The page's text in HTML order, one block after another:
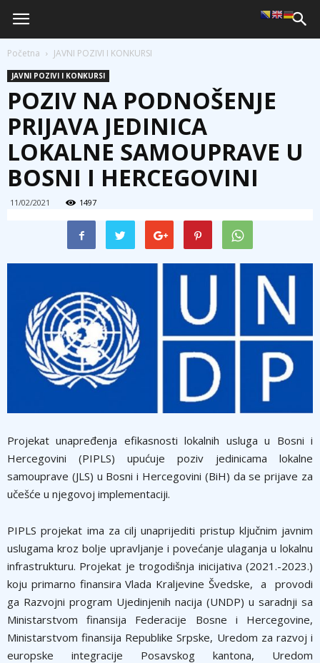
Početna JAVNI POZIVI I KONKURSI
JAVNI POZIVI I KONKURSI
POZIV NA PODNOŠENJE
PRIJAVA JEDINICA
LOKALNE SAMOUPRAVE U
BOSNI I HERCEGOVINI
11/02/2021 1497
Projekat unapređenja efikasnosti lokalnih usluga u Bosni i
Hercegovini (PIPLS) upućuje poziv jedinicama lokalne
samouprave (JLS) u Bosni i Hercegovini (BiH) da se prijave za
učešće u njegovoj implementaciji.
PIPLS projekat ima za cilj unaprijediti pristup ključnim javnim
uslugama kroz bolje upravljanje i povećanje ulaganja u lokalnu
infrastrukturu. Projekat je trogodišnja inicijativa (2021.-2023.)
koju primarno finansira Vlada Kraljevine Švedske, a provodi
ga Razvojni program Ujedinjenih nacija (UNDP) u saradnji sa
Ministarstvom finansija Federacije Bosne i Hercegovine,
Ministarstvom finansija Republike Srpske, Uredom za razvoj i
europske integracije Posavskog kantona, Uredom